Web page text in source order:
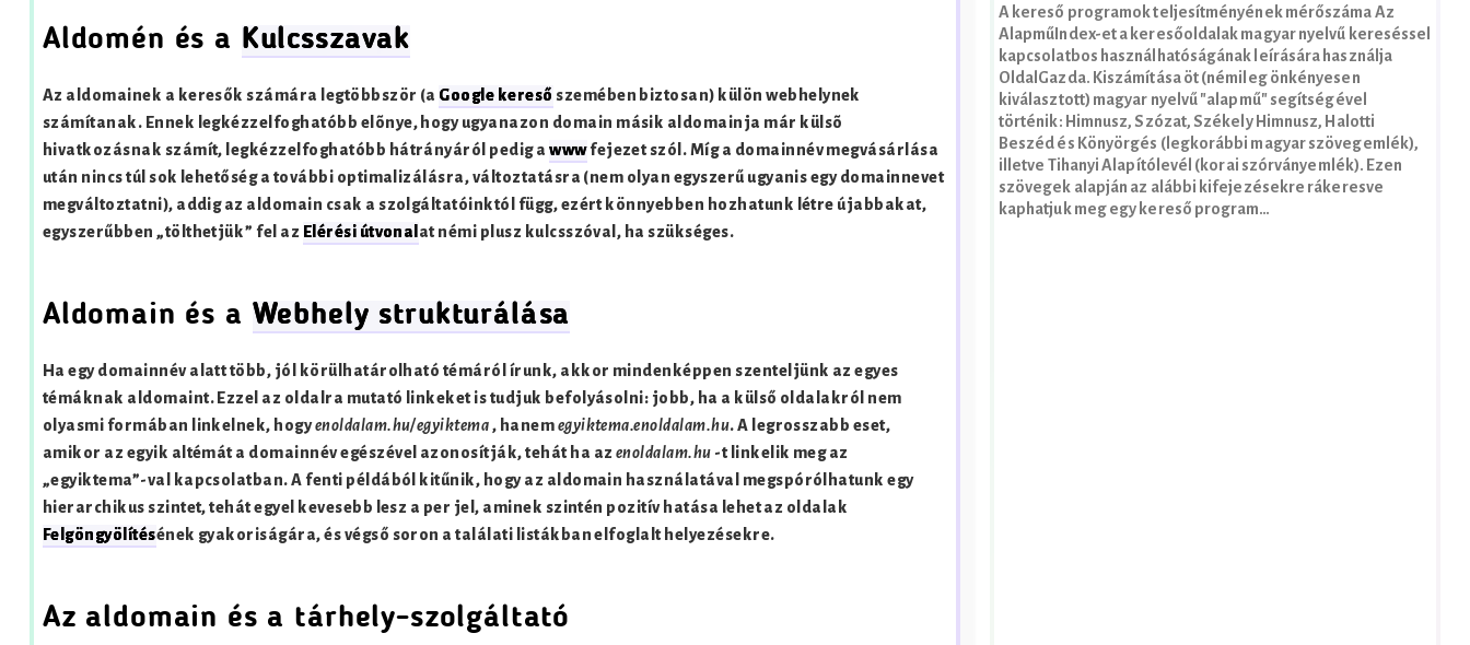
Aldomén és a Kulcsszavak
Az aldomainek a keresők számára legtöbbször (a Google kereső szemében biztosan) külön webhelynek
számítanak. Ennek legkézzelfoghatóbb elõnye, hogy ugyanazon domain másik aldomainja már külsõ
hivatkozásnak számít, legkézzelfoghatóbb hátrányáról pedig awwwfejezet szól. Míg a domainnév megvásárlása
után nincs túl sok lehetőség a további optimalizálásra, változtatásra (nem olyan egyszerű ugyanis egy domainnevet
megváltoztatni), addig az aldomain csak a szolgáltatóinktól függ, ezért könnyebben hozhatunk létre újabbakat,
egyszerűbben „tölthetjük” fel az Elérési útvonal at némi plusz kulcsszóval, ha szükséges.
Aldomain és a Webhely strukturálása
Ha egy domainnév alatt több, jól körülhatárolható témáról írunk, akkor mindenképpen szenteljünk az egyes
témáknak aldomaint. Ezzel az oldalra mutató linkeket is tudjuk befolyásolni: jobb, ha a külső oldalakról nem
olyasmi formában linkelnek, hogyenoldalam.hu/egyiktema, hanemegyiktema.enoldalam.hu. A legrosszabb eset,
amikor az egyik altémát a domainnév egészével azonosítják, tehát ha az enoldalam.hu -t linkelik meg az
„egyiktema”-val kapcsolatban. A fenti példából kitűnik, hogy az aldomain használatával megspórólhatunk egy
hierarchikus szintet, tehát egyel kevesebb lesz a per jel, aminek szintén pozitív hatása lehet az oldalak
Felgöngyölítésének gyakoriságára, és végső soron a találati listákban elfoglalt helyezésekre.
Az aldomain és a tárhely-szolgáltató
A kereső programok teljesítményének mérőszáma Az
AlapműIndex-et a keresőoldalak magyar nyelvű kereséssel
kapcsolatbos használhatóságának leírására használja
OldalGazda. Kiszámítása öt (némileg önkényesen
kiválasztott) magyar nyelvű "alapmű" segítségével
történik: Himnusz, Szózat, Székely Himnusz, Halotti
Beszéd és Könyörgés (legkorábbi magyar szövegemlék),
illetve Tihanyi Alapítólevél (korai szórványemlék). Ezen
szövegek alapján az alábbi kifejezésekre rákeresve
kaphatjuk meg egy kereső program…